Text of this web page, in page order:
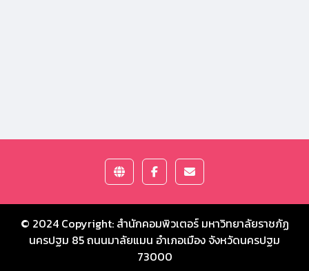
© 2024 Copyright: สำนักคอมพิวเตอร์ มหาวิทยาลัยราชภัฏ
นครปฐม 85 ถนนมาลัยแมน อำเภอเมือง จังหวัดนครปฐม
73000